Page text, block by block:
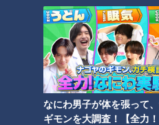
なにわ男子が体を張って
ギモンを大調査！【全力
し…焼肉食べ放題に挑む前に知
っておくべき“大食い裏技”「食
べた分がゼロになる」